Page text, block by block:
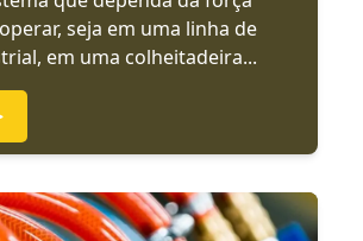
seja em uma linha de
em uma colheitadeira...